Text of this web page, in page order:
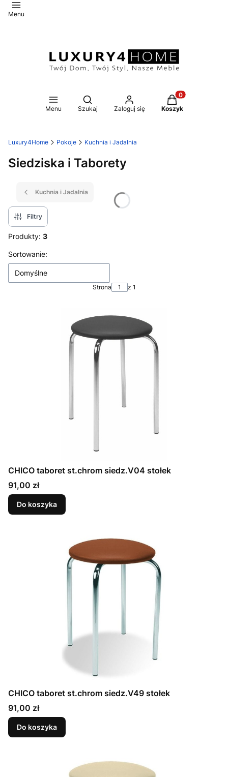
Menu
Menu
Otwórz wyszukiwarkę
Szukaj Zaloguj się
Produkty w
Koszyk
Luxury4Home Pokoje Kuchnia i Jadalnia
Siedziska i Taborety
Kuchnia i Jadalnia
Filtry
Produkty: 3
Lista produktów
Sortowanie:
Domyślne
Strona z 1
CHICO taboret st.chrom siedz.V04 stołek
Cena
91,00 zł
Do koszyka
CHICO taboret st.chrom siedz.V49 stołek
Cena
91,00 zł
Do koszyka